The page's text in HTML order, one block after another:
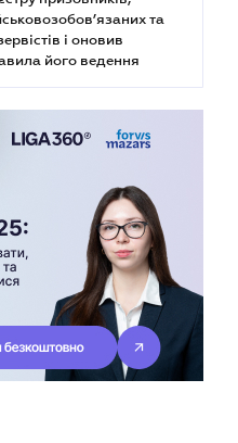
та
і оновив
його ведення